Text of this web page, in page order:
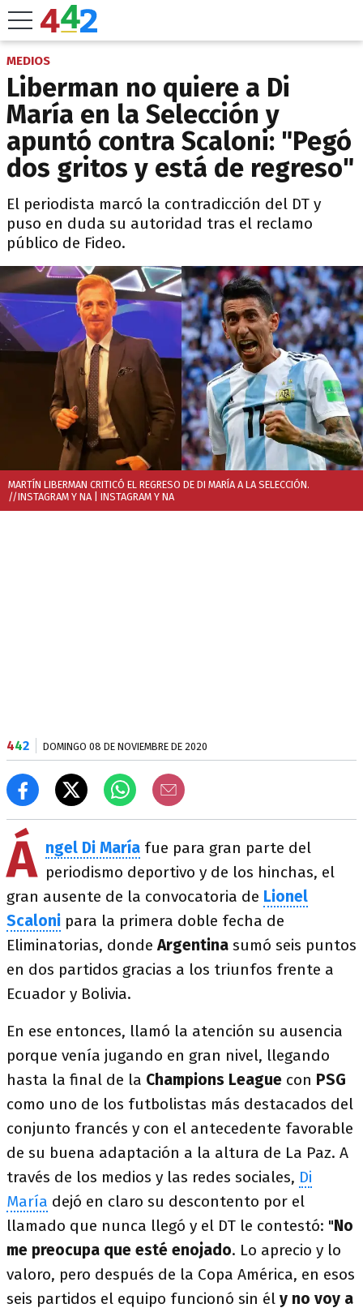
MEDIOS
Liberman no quiere a Di
María en la Selección y
apuntó contra Scaloni: "Pegó
dos gritos y está de regreso"
El periodista marcó la contradicción del DT y
puso en duda su autoridad tras el reclamo
público de Fideo.
MARTÍN LIBERMAN CRITICÓ EL REGRESO DE DI MARÍA A LA SELECCIÓN.
//INSTAGRAM Y NA | INSTAGRAM Y NA
442 DOMINGO 08 DE NOVIEMBRE DE 2020
Á ngel Di María fue para gran parte del
periodismo deportivo y de los hinchas, el
gran ausente de la convocatoria de Lionel
Scaloni para la primera doble fecha de
Eliminatorias, dondeArgentina sumó seis puntos
en dos partidos gracias a los triunfos frente a
Ecuador y Bolivia.
En ese entonces, llamó la atención su ausencia
porque venía jugando en gran nivel, llegando
hasta la final de la Champions League con PSG
como uno de los futbolistas más destacados del
conjunto francés y con el antecedente favorable
de su buena adaptación a la altura de La Paz. A
través de los medios y las redes sociales, Di
María dejó en claro su descontento por el
llamado que nunca llegó y el DT le contestó: "No
me preocupa que esté enojado. Lo aprecio y lo
valoro, pero después de la Copa América, en esos
seis partidos el equipo funcionó sin él y no voy a